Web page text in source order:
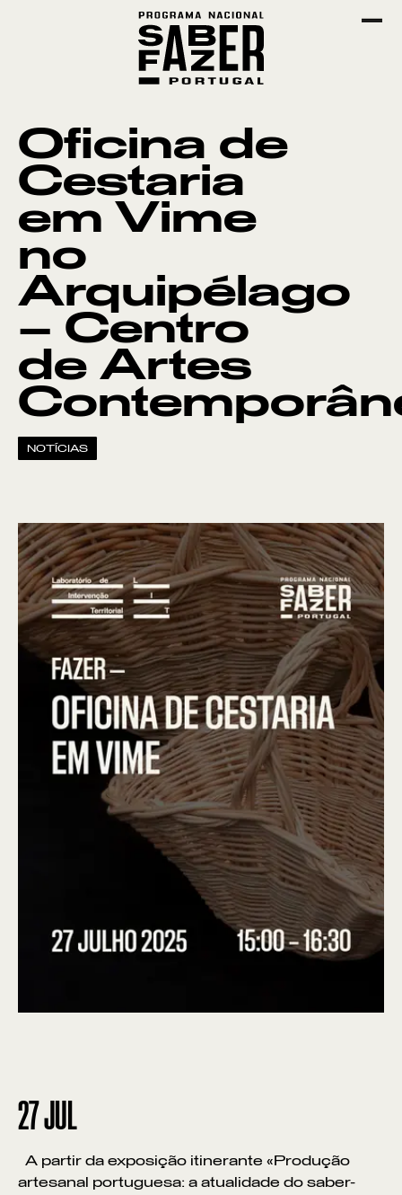
Oficina de
Cestaria
em Vime
no
Arquipélago
– Centro
de Artes
NOTÍCIAS
27JUL
A partir da exposição itinerante «Produção
artesanal portuguesa: a atualidade do saber-